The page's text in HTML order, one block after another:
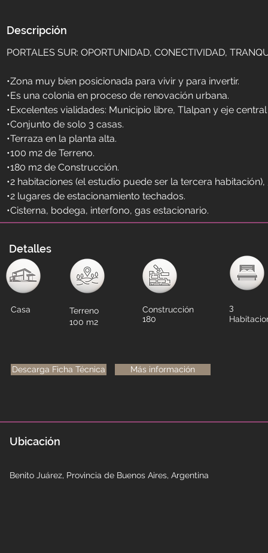
Descripción
PORTALES SUR: OPORTUNIDAD, CONECTIVIDAD,
•Zona muy bien posicionada para vivir y para invertir.
•Es una colonia en proceso de renovación urbana.
•Excelentes vialidades: Municipio libre, Tlalpan y eje
•Conjunto de solo 3 casas.
•Terraza en la planta alta.
•100 m2 de Terreno.
•180 m2 de Construcción.
•2 habitaciones (el estudio puede ser la tercera habitación),
•2 lugares de estacionamiento techados.
•Cisterna, bodega, interfono, gas estacionario.
Detalles
Casa
Terreno
100 m2
Construcción
180
3
Descarga Ficha Técnica Más información
Ubicación
Benito Juárez, Provincia de Buenos Aires, Argentina